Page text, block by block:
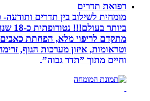
רפואת תדרים
מומחית לשילוב בין תדרים ותודעה- כלי
ביותר בעולם!!!
מתקדם לריפוי מלא, הפחתת כאבים,
וטראומות, איזון מערכות הגוף, זרימה
וחיים מתוך ”תדר גבוה”.